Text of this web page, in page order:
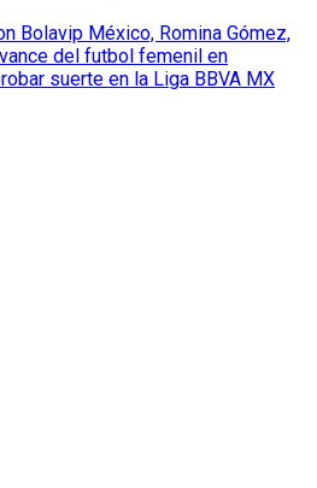
Bolavip México, Romina Gómez,
del futbol femenil en
suerte en la Liga BBVA MX